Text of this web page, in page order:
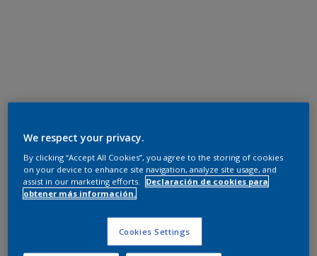
We respect your privacy.
By clicking “Accept All Cookies”, you agree to the storing of cookies
on your device to enhance site navigation, analyze site usage, and
assist in our marketing efforts.
Declaración de cookies para
obtener más información.
Cookies Settings